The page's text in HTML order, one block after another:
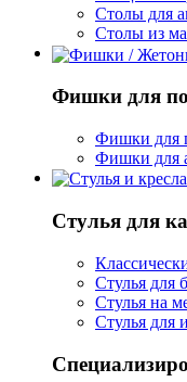
Столы для
Столы из
Фишки для
Фишки для
Фишки для
Стулья для
Стулья для
Стулья на
Стулья для